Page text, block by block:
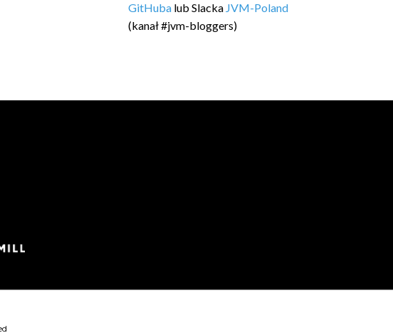
GitHuba lub Slacka JVM-Poland
(kanał #jvm-bloggers)